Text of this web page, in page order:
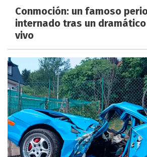
Conmoción: un famoso
internado tras un
vivo